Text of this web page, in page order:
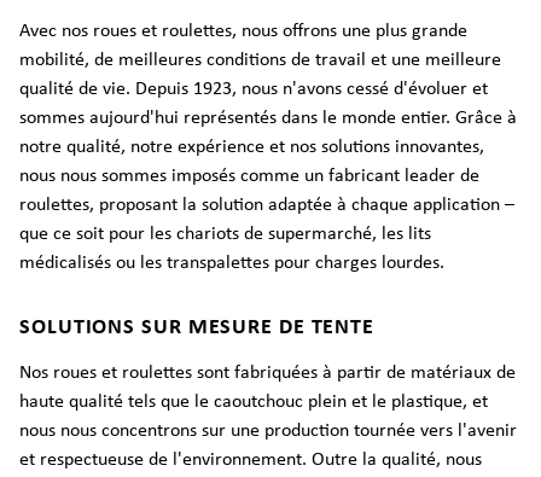
Avec nos roues et roulettes, nous offrons une plus grande
mobilité, de meilleures conditions de travail et une meilleure
qualité de vie. Depuis 1923, nous n'avons cessé d'évoluer et
sommes aujourd'hui représentés dans le monde entier. Grâce à
notre qualité, notre expérience et nos solutions innovantes,
nous nous sommes imposés comme un fabricant leader de
roulettes, proposant la solution adaptée à chaque application –
que ce soit pour les chariots de supermarché, les lits
médicalisés ou les transpalettes pour charges lourdes.
SOLUTIONS SUR MESURE DE TENTE
Nos roues et roulettes sont fabriquées à partir de matériaux de
haute qualité tels que le caoutchouc plein et le plastique, et
nous nous concentrons sur une production tournée vers l'avenir
et respectueuse de l'environnement. Outre la qualité, nous